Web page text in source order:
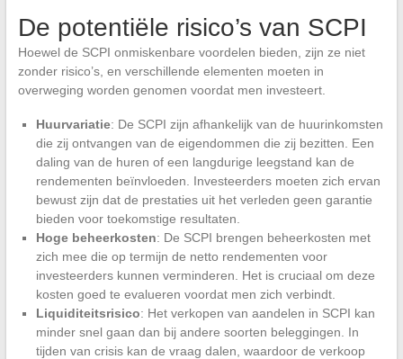
De potentiële risico’s van SCPI
Hoewel de SCPI onmiskenbare voordelen bieden, zijn ze niet
zonder risico’s, en verschillende elementen moeten in
overweging worden genomen voordat men investeert.
Huurvariatie: De SCPI zijn afhankelijk van de huurinkomsten
die zij ontvangen van de eigendommen die zij bezitten. Een
daling van de huren of een langdurige leegstand kan de
rendementen beïnvloeden. Investeerders moeten zich ervan
bewust zijn dat de prestaties uit het verleden geen garantie
bieden voor toekomstige resultaten.
Hoge beheerkosten: De SCPI brengen beheerkosten met
zich mee die op termijn de netto rendementen voor
investeerders kunnen verminderen. Het is cruciaal om deze
kosten goed te evalueren voordat men zich verbindt.
Liquiditeitsrisico: Het verkopen van aandelen in SCPI kan
minder snel gaan dan bij andere soorten beleggingen. In
tijden van crisis kan de vraag dalen, waardoor de verkoop